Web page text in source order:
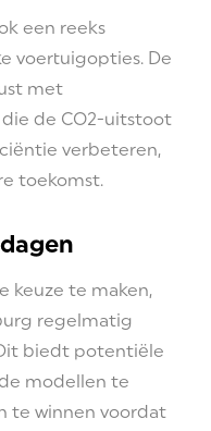
een reeks
voertuigopties. De
met
de CO2-uitstoot
verbeteren,
toekomst.
keuze te maken,
regelmatig
biedt potentiële
modellen te
te winnen voordat